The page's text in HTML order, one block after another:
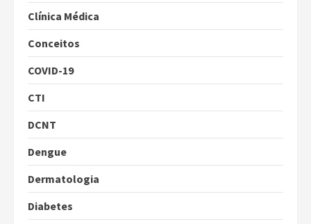
Clínica Médica
Conceitos
COVID-19
CTI
DCNT
Dengue
Dermatologia
Diabetes